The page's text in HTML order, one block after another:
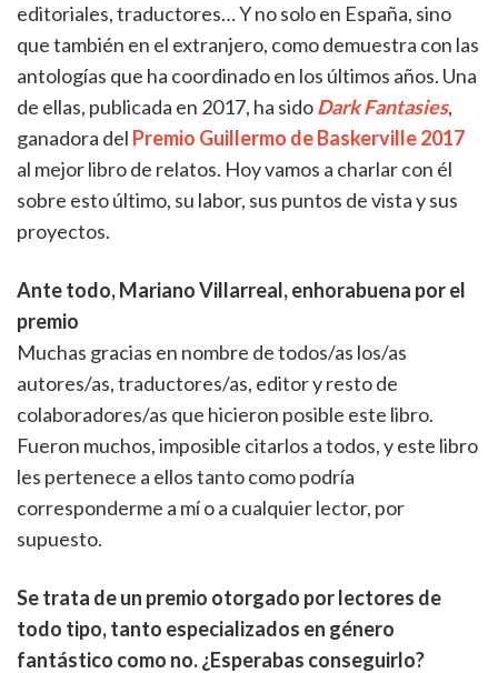
editoriales, traductores… Y no solo en España, sino
que también en el extranjero, como demuestra con las
antologías que ha coordinado en los últimos años. Una
de ellas, publicada en 2017, ha sidoDark Fantasies,
ganadora del Premio Guillermo de Baskerville 2017
al mejor libro de relatos. Hoy vamos a charlar con él
sobre esto último, su labor, sus puntos de vista y sus
proyectos.
Ante todo, Mariano Villarreal, enhorabuena por el
premio
Muchas gracias en nombre de todos/as los/as
autores/as, traductores/as, editor y resto de
colaboradores/as que hicieron posible este libro.
Fueron muchos, imposible citarlos a todos, y este libro
les pertenece a ellos tanto como podría
corresponderme a mí o a cualquier lector, por
supuesto.
Se trata de un premio otorgado por lectores de
todo tipo, tanto especializados en género
fantástico como no. ¿Esperabas conseguirlo?